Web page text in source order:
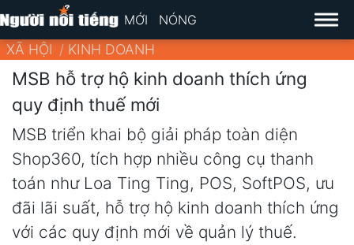
MỚI NÓNG
XÃ HỘI KINH DOANH
MSB hỗ trợ hộ kinh doanh thích ứng
quy định thuế mới
MSB triển khai bộ giải pháp toàn diện
Shop360, tích hợp nhiều công cụ thanh
toán như Loa Ting Ting, POS, SoftPOS, ưu
đãi lãi suất, hỗ trợ hộ kinh doanh thích ứng
với các quy định mới về quản lý thuế.